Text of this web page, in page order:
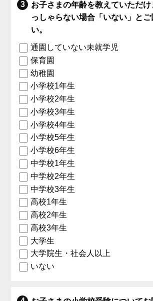
お子さまの年齢を教えていただけ
っしゃらない場合「いない」とご
い。
通園していない未就学児
保育園
幼稚園
小学校1年生
小学校2年生
小学校3年生
小学校4年生
小学校5年生
小学校6年生
中学校1年生
中学校2年生
中学校3年生
高校1年生
高校2年生
高校3年生
大学生
大学院生・社会人以上
いない